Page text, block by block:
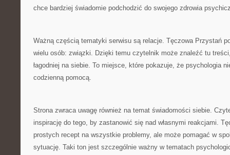
chce bardziej świadomie podchodzić do swojego zdrowia
Ważną częścią tematyki serwisu są relacje. Tęczowa Przystań
wielu osób: związki. Dzięki temu czytelnik może znaleźć tu
łagodniej na siebie. To miejsce, które pokazuje, że psychologia
codzienną pomocą.
Strona zwraca uwagę również na temat świadomości siebie.
inspirację do tego, by zastanowić się nad własnymi reakcjami.
prostych recept na wszystkie problemy, ale może pomagać w
sytuację. Taki ton jest szczególnie ważny w tematach